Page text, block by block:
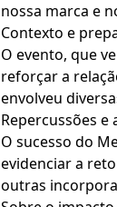
nossa marca e
Contexto e
O evento, que
reforçar a
envolveu
Repercussões e
O sucesso do
evidenciar a
outras